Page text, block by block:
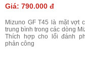
Giá: 790.000 đ
Mizuno GF T45 là mặt vợt
trung bình trong các dòng
Thích hợp cho lối đánh
phản công